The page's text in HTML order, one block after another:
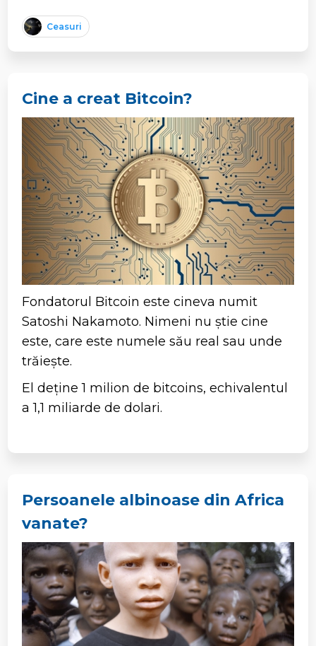
Ceasuri
Cine a creat Bitcoin?
Fondatorul Bitcoin este cineva numit
Satoshi Nakamoto. Nimeni nu știe cine
este, care este numele său real sau unde
trăiește.
El deține 1 milion de bitcoins, echivalentul
a 1,1 miliarde de dolari.
Persoanele albinoase din Africa
vanate?